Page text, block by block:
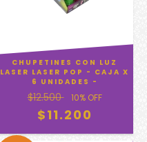
CHUPETINES CON LUZ
LASER LASER POP - CAJA X
6 UNIDADES -
$12.500 10% OFF
$11.200